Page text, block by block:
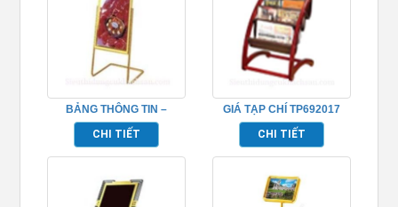
BẢNG THÔNG TIN –
TP692007
CHI TIẾT
GIÁ TẠP CHÍ TP692017
CHI TIẾT